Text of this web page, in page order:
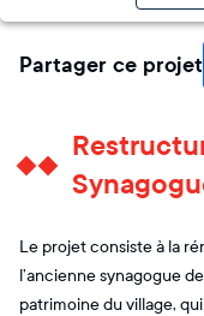
Partager ce projet
Le projet consiste à la
l’ancienne synagogue
patrimoine du village,